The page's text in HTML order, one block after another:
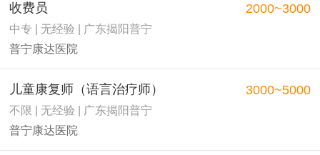
收费员
中专 | 无经验 | 广东揭阳普宁
普宁康达医院
2000~3000
儿童康复师（语言治疗师）
不限 | 无经验 | 广东揭阳普宁
普宁康达医院
3000~5000